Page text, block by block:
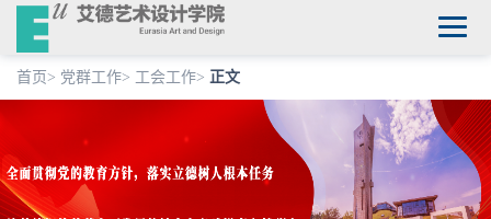
首页> 党群工作> 工会工作> 正文